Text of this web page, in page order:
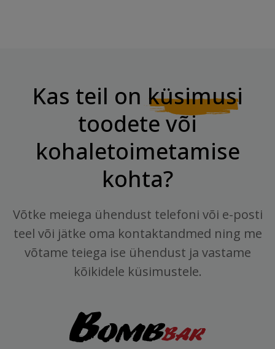
Kas teil on küsimusi
toodete või
kohaletoimetamise
kohta?
Võtke meiega ühendust telefoni või e-posti
teel või jätke oma kontaktandmed ning me
võtame teiega ise ühendust ja vastame
kõikidele küsimustele.